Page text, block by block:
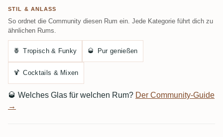
STIL & ANLASS
So ordnet die Community diesen Rum ein. Jede Kategorie führt dich zu
ähnlichen Rums.
🍍 Tropisch & Funky 🥃 Pur genießen
🍹 Cocktails & Mixen
🥃 Welches Glas für welchen Rum? Der Community-Guide
→